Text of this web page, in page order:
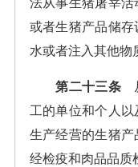
法从事生猪屠宰
或者生猪产品储
水或者注入其他物
第二十三条从
工的单位和个人
生产经营的生猪产
经检疫和肉品品质